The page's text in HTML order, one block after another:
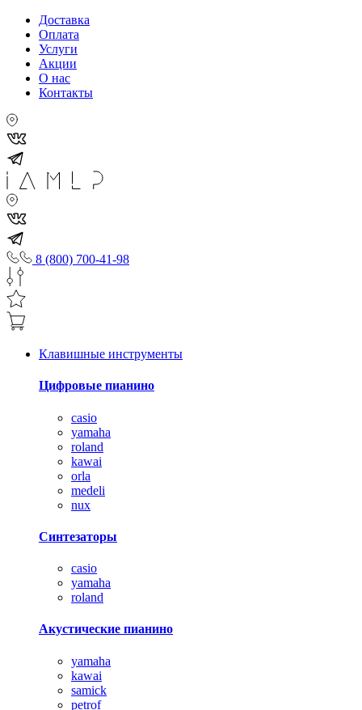
Доставка
Оплата
Услуги
Акции
О нас
Контакты
8 (800) 700-41-98
Клавишные инструменты
Цифровые пианино
casio
yamaha
roland
kawai
orla
medeli
nux
Синтезаторы
casio
yamaha
roland
Акустические пианино
yamaha
kawai
samick
petrof